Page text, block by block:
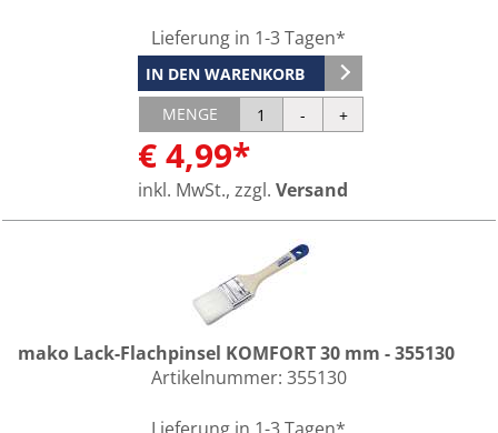
Lieferung in 1-3 Tagen*
IN DEN WARENKORB
MENGE
€ 4,99*
inkl. MwSt., zzgl. Versand
mako Lack-Flachpinsel KOMFORT 30 mm - 355130
Artikelnummer: 355130